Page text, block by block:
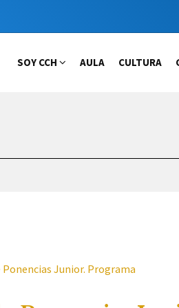
NAVIGATION
SOY CCH AULA CULTURA
Ponencias Junior. Programa